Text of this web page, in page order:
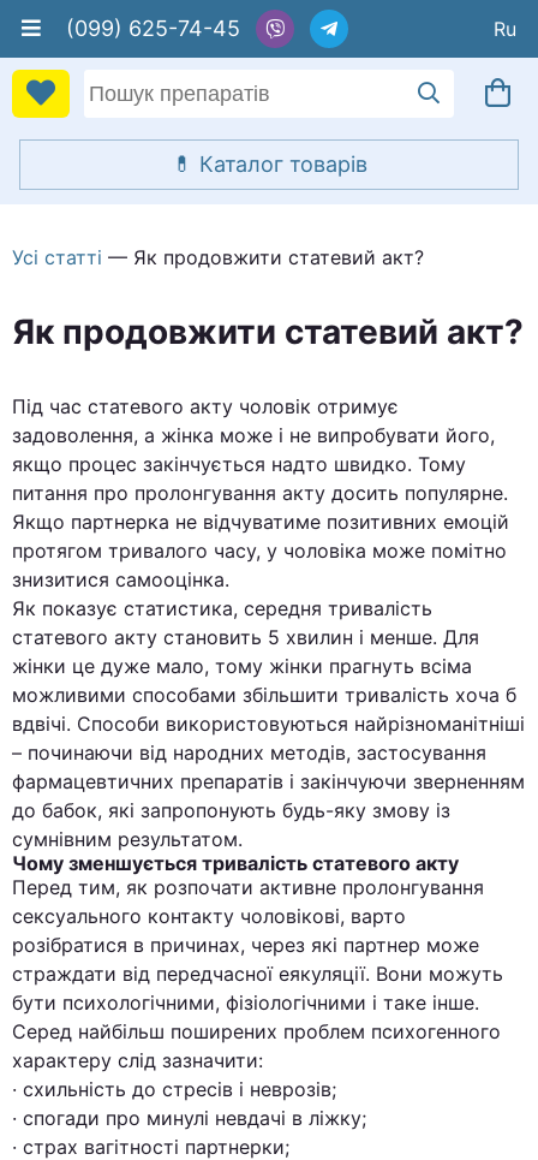
(099) 625-74-45
Усі статті — Як продовжити статевий акт?
Як продовжити статевий акт?
Під час статевого акту чоловік отримує
задоволення, а жінка може і не випробувати його,
якщо процес закінчується надто швидко. Тому
питання про пролонгування акту досить популярне.
Якщо партнерка не відчуватиме позитивних емоцій
протягом тривалого часу, у чоловіка може помітно
знизитися самооцінка.
Як показує статистика, середня тривалість
статевого акту становить 5 хвилин і менше. Для
жінки це дуже мало, тому жінки прагнуть всіма
можливими способами збільшити тривалість хоча б
вдвічі. Способи використовуються найрізноманітніші
– починаючи від народних методів, застосування
фармацевтичних препаратів і закінчуючи зверненням
до бабок, які запропонують будь-яку змову із
сумнівним результатом.
Чому зменшується тривалість статевого акту
Перед тим, як розпочати активне пролонгування
сексуального контакту чоловікові, варто
розібратися в причинах, через які партнер може
страждати від передчасної еякуляції. Вони можуть
бути психологічними, фізіологічними і таке інше.
Серед найбільш поширених проблем психогенного
характеру слід зазначити:
· схильність до стресів і неврозів;
· спогади про минулі невдачі в ліжку;
· страх вагітності партнерки;